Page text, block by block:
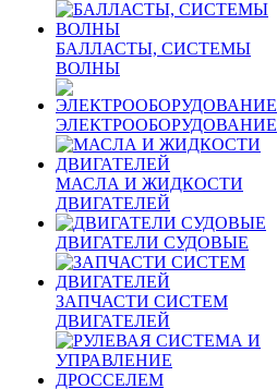
БАЛЛАСТЫ, СИСТЕМЫ
ВОЛНЫ
ЭЛЕКТРООБОРУДОВАНИЕ
МАСЛА И ЖИДКОСТИ
ДВИГАТЕЛЕЙ
ДВИГАТЕЛИ СУДОВЫЕ
ЗАПЧАСТИ СИСТЕМ
ДВИГАТЕЛЕЙ